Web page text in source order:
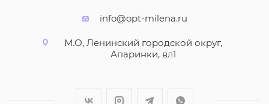
info@opt-milena.ru
М.О, Ленинский городской округ,
Апаринки, вл1